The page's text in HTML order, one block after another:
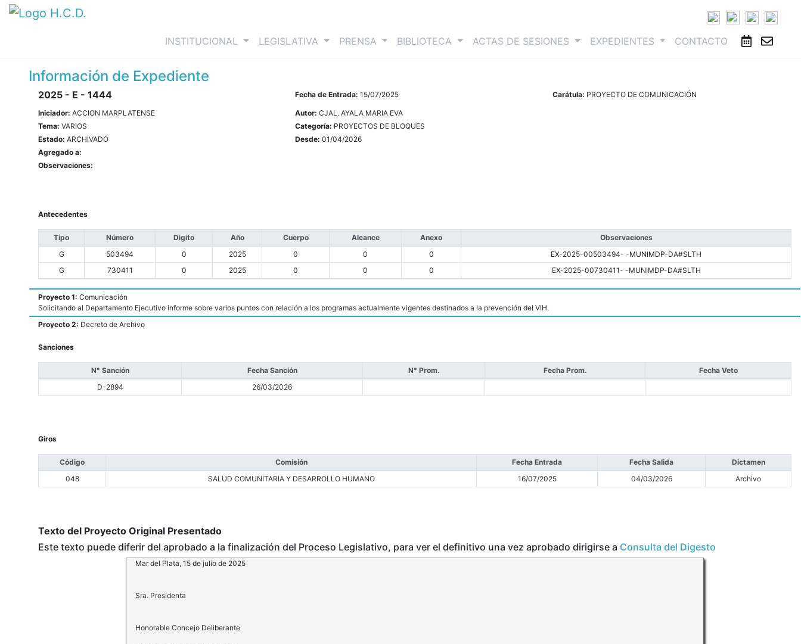
INSTITUCIONAL (current)LEGISLATIVA PRENSA BIBLIOTECA ACTAS DE SESIONES EXPEDIENTES CONTACTO
Información de Expediente
2025 - E - 1444 Fecha de Entrada:15/07/2025 Carátula: PROYECTO DE COMUNICACIÓN
Iniciador: ACCION MARPLATENSE Autor:CJAL. AYALA MARIA EVA
Tema: VARIOS Categoría: PROYECTOS DE BLOQUES
Estado: ARCHIVADO Desde:01/04/2026
Agregado a:
Observaciones:
Antecedentes
Tipo Número Digito Año Cuerpo Alcance Anexo
Observaciones
G
503494 0 2025 0 0 0
EX-2025-00503494- -MUNIMDP-DA#SLTH
G
730411 0 2025 0 0 0 EX-2025-00730411- -MUNIMDP-DA#SLTH
Proyecto 1: Comunicación
Solicitando al Departamento Ejecutivo informe sobre varios puntos con relación a los programas actualmente vigentes destinados a la prevención del VIH.
Proyecto 2: Decreto de Archivo
Sanciones
N° Sanción Fecha Sanción N° Prom. Fecha Prom.
Fecha Veto
D-2894
26/03/2026
Giros
Código Comisión Fecha Entrada Fecha Salida
Dictamen
048
SALUD COMUNITARIA Y DESARROLLO HUMANO 16/07/2025 04/03/2026 Archivo
Texto del Proyecto Original Presentado
Este texto puede diferir del aprobado a la finalización del Proceso Legislativo, para ver el definitivo una vez aprobado dirigirse a Consulta del Digesto
Mar del Plata, 15 de julio de 2025
Sra. Presidenta
Honorable Concejo Deliberante